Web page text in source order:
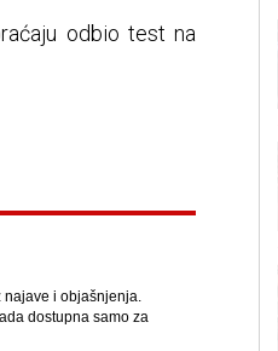
odbio test na
i objašnjenja.
dostupna samo za